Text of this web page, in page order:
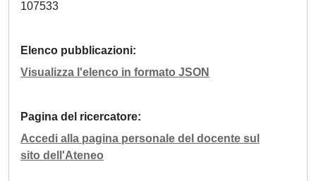
107533
Elenco pubblicazioni
Visualizza l'elenco in formato JSON
Pagina del ricercatore
Accedi alla pagina personale del docente sul
sito dell'Ateneo